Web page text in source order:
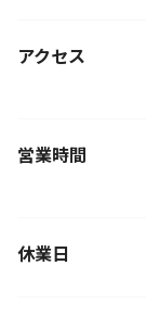
アクセス
営業時間
休業日